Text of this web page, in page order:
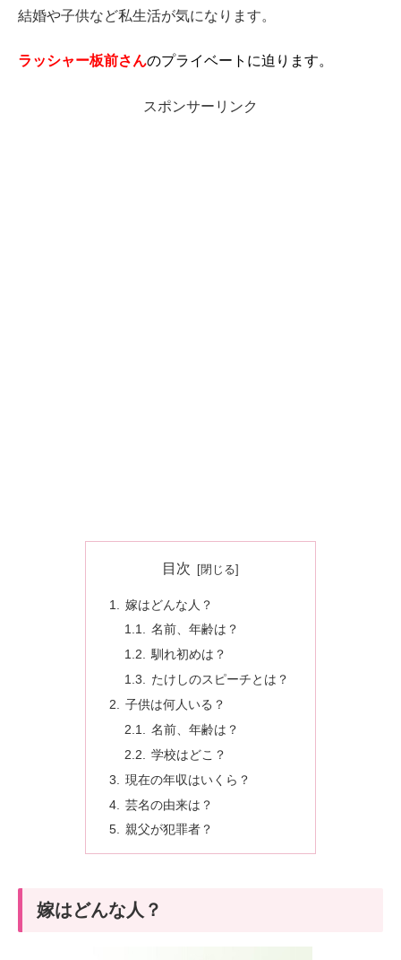
結婚や子供など私生活が気になります。
ラッシャー板前さんのプライベートに迫ります。
スポンサーリンク
目次
嫁はどんな人？
名前、年齢は？
馴れ初めは？
たけしのスピーチとは？
子供は何人いる？
名前、年齢は？
学校はどこ？
現在の年収はいくら？
芸名の由来は？
親父が犯罪者？
嫁はどんな人？